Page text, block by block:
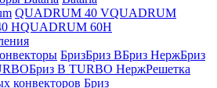
QUADRUM 40 VQUADRUM
HQUADRUM 60H
БризБриз ВБриз НержБриз
Бриз В TURBO НержРешетка
конвекторов Бриз